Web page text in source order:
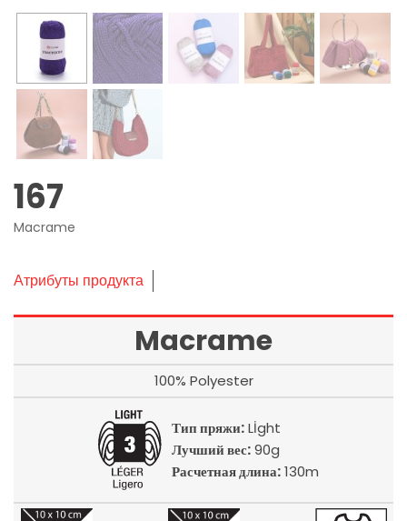
167
Macrame
Атрибуты продукта
Macrame
100% Polyester
Тип пряжи:Lİght
Лучший вес:90g
Расчетная длина:130m